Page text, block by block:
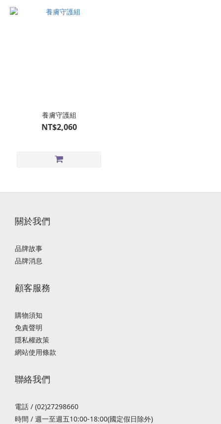
養膚守護組
NT$2,060
關於我們
品牌故事
品牌消息
顧客服務
購物須知
免責聲明
隱私權政策
網站使用條款
聯絡我們
電話 / (02)27298660
時間 / 週一至週五10:00-18:00(國定假日除外)